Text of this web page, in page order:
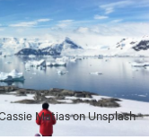
Matias on Unsplash